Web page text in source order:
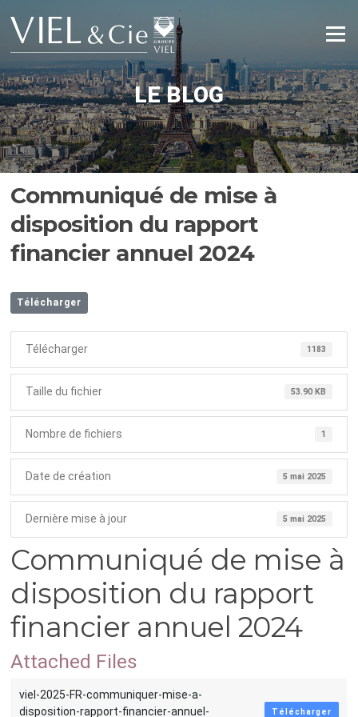
contenu
Menu
LE BLOG
Communiqué de mise à
disposition du rapport
financier annuel 2024
Télécharger
Télécharger 1183
Taille du fichier 53.90 KB
Nombre de fichiers 1
Date de création 5 mai 2025
Dernière mise à jour 5 mai 2025
Communiqué de mise à
disposition du rapport
financier annuel 2024
Attached Files
viel-2025-FR-communiquer-mise-a-
disposition-rapport-financier-annuel-
Télécharger